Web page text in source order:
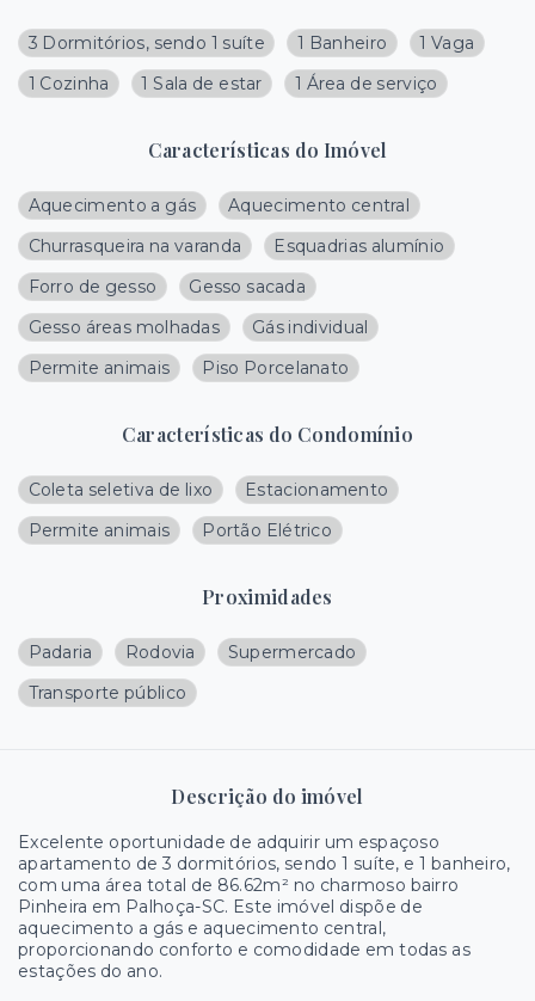
3 Dormitórios, sendo 1 suíte 1 Banheiro
1 Vaga
1 Cozinha
1 Sala de estar 1 Área de serviço
Características do Imóvel
Aquecimento a gás
Aquecimento central
Churrasqueira na varanda
Esquadrias alumínio
Forro de gesso
Gesso sacada
Gesso áreas molhadas
Gás individual
Permite animais
Piso Porcelanato
Características do Condomínio
Coleta seletiva de lixo
Estacionamento
Permite animais
Portão Elétrico
Proximidades
Padaria Rodovia
Supermercado
Transporte público
Descrição do imóvel
Excelente oportunidade de adquirir um espaçoso
apartamento de 3 dormitórios, sendo 1 suíte, e 1 banheiro,
com uma área total de 86.62m² no charmoso bairro
Pinheira em Palhoça-SC. Este imóvel dispõe de
aquecimento a gás e aquecimento central,
proporcionando conforto e comodidade em todas as
estações do ano.